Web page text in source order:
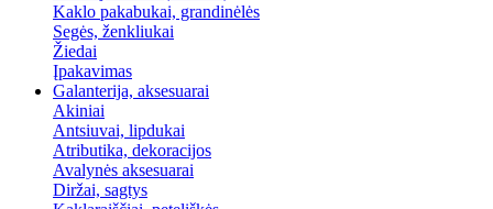
Kaklo pakabukai, grandinėlės
Segės, ženkliukai
Žiedai
Įpakavimas
Galanterija, aksesuarai
Akiniai
Antsiuvai, lipdukai
Atributika, dekoracijos
Avalynės aksesuarai
Diržai, sagtys